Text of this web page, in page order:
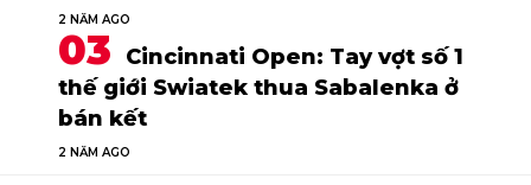
2 NĂM AGO
Cincinnati Open: Tay vợt số 1
thế giới Swiatek thua Sabalenka ở
bán kết
2 NĂM AGO